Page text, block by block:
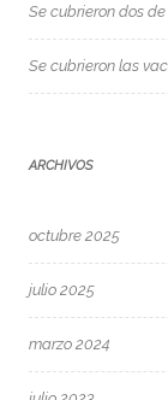
Se cubrieron dos
Se cubrieron las
ARCHIVOS
octubre 2025
julio 2025
marzo 2024